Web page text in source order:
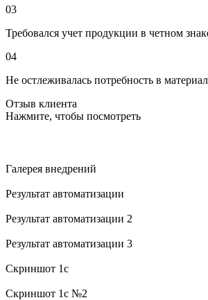
03
Требовался учет продукции в четном
04
Не остлеживалась потребность в
Отзыв клиента
Нажмите, чтобы посмотреть
Галерея внедрений
Результат автоматизации
Результат автоматизации 2
Результат автоматизации 3
Cкриншот 1с
Cкриншот 1с №2